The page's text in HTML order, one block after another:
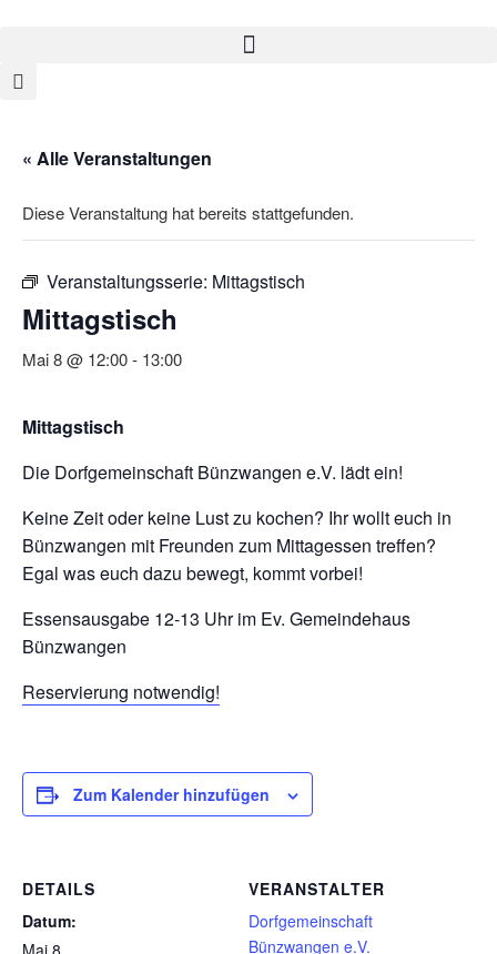
« Alle Veranstaltungen
Diese Veranstaltung hat bereits stattgefunden.
Veranstaltungsserie: Mittagstisch
Mittagstisch
Mai 8 @ 12:00- 13:00
Mittagstisch
Die Dorfgemeinschaft Bünzwangen e.V. lädt ein!
Keine Zeit oder keine Lust zu kochen? Ihr wollt euch in
Bünzwangen mit Freunden zum Mittagessen treffen?
Egal was euch dazu bewegt, kommt vorbei!
Essensausgabe 12-13 Uhr im Ev. Gemeindehaus
Bünzwangen
Reservierung notwendig!
Zum Kalender hinzufügen
DETAILS
Datum:
Mai 8
VERANSTALTER
Dorfgemeinschaft
Bünzwangen e.V.